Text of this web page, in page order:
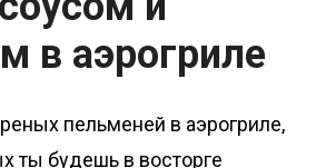
в аэрогриле